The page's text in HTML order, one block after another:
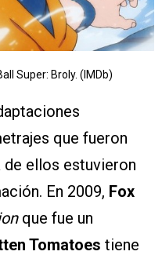
Super: Broly. (IMDb)
que fueron
ellos estuvieron
En 2009, Fox
que fue un
Tomatoes tiene